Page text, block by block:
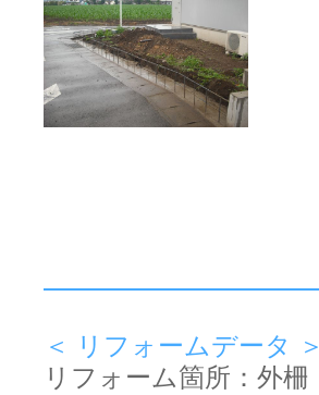
＜ リフォームデータ ＞
リフォーム箇所：外柵